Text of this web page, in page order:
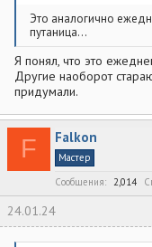
Это аналогично
путаница...
Я понял, что это
Другие наоборот
придумали.
F Falkon
Мастер
Сообщения
2,014
24.01.24